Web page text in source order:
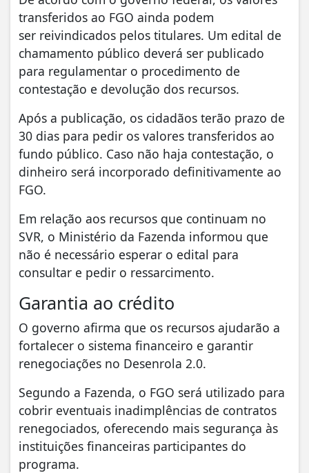
transferidos ao FGO ainda podem
ser reivindicados pelos titulares. Um edital de
chamamento público deverá ser publicado
para regulamentar o procedimento de
contestação e devolução dos recursos.
Após a publicação, os cidadãos terão prazo de
30 dias para pedir os valores transferidos ao
fundo público. Caso não haja contestação, o
dinheiro será incorporado definitivamente ao
FGO.
Em relação aos recursos que continuam no
SVR, o Ministério da Fazenda informou que
não é necessário esperar o edital para
consultar e pedir o ressarcimento.
Garantia ao crédito
O governo afirma que os recursos ajudarão a
fortalecer o sistema financeiro e garantir
renegociações no Desenrola 2.0.
Segundo a Fazenda, o FGO será utilizado para
cobrir eventuais inadimplências de contratos
renegociados, oferecendo mais segurança às
instituições financeiras participantes do
programa.